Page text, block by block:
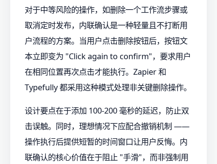
对于中等风险的操作，如删除一个工作流步骤或
取消定时发布，内联确认是一种轻量且不打断用
户流程的方案。当用户点击删除按钮后，按钮文
本立即变为 "Click again to confirm"，要求用户
在相同位置再次点击才能执行。Zapier 和
Typefully 都采用这种模式处理非关键删除操作。
设计要点在于添加 100-200 毫秒的延迟，防止双
击误触。同时，理想情况下应配合撤销机制 ——
操作执行后提供短暂的时间窗口让用户反悔。内
联确认的核心价值在于阻止 "手滑"，而非强制用